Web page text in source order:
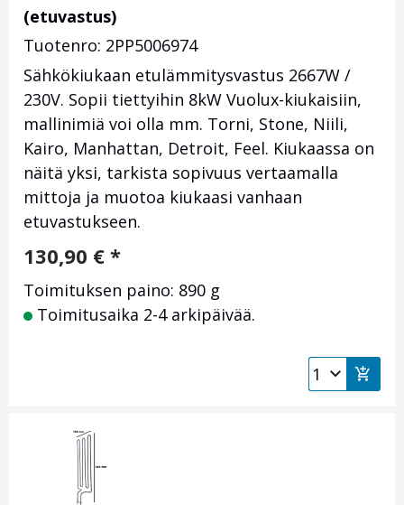
(etuvastus)
Tuotenro: 2PP5006974
Sähkökiukaan etulämmitysvastus 2667W /
230V. Sopii tiettyihin 8kW Vuolux-kiukaisiin,
mallinimiä voi olla mm. Torni, Stone, Niili,
Kairo, Manhattan, Detroit, Feel. Kiukaassa on
näitä yksi, tarkista sopivuus vertaamalla
mittoja ja muotoa kiukaasi vanhaan
etuvastukseen.
130,90 € *
Toimituksen paino: 890 g
Toimitusaika 2-4 arkipäivää.